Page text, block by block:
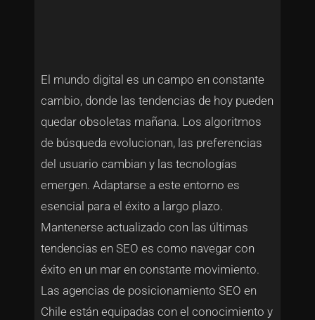
El mundo digital es un campo en constante
cambio, donde las tendencias de hoy pueden
quedar obsoletas mañana. Los algoritmos
de búsqueda evolucionan, las preferencias
del usuario cambian y las tecnologías
emergen. Adaptarse a este entorno es
esencial para el éxito a largo plazo.
Mantenerse actualizado con las últimas
tendencias en SEO es como navegar con
éxito en un mar en constante movimiento.
Las agencias de posicionamiento SEO en
Chile están equipadas con el conocimiento y